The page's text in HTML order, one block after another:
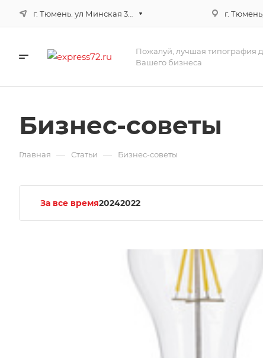
г.
Пожалуй, лучшая типография
Вашего бизнеса
Бизнес-советы
Главная — Статьи — Бизнес-советы
За все время20242022